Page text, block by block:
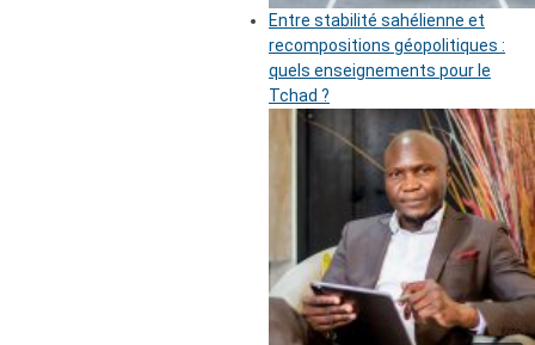
Entre stabilité sahélienne et
recompositions géopolitiques :
quels enseignements pour le
Tchad ?